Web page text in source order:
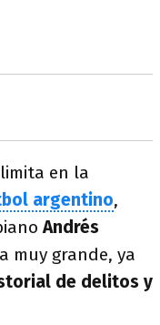
en la
argentino,
Andrés
muy grande, ya
de delitos y